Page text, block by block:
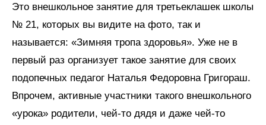
Это внешкольное занятие для третьеклашек школы
№ 21, которых вы видите на фото, так и
называется: «Зимняя тропа здоровья». Уже не в
первый раз организует такое занятие для своих
подопечных педагог Наталья Федоровна Григораш.
Впрочем, активные участники такого внешкольного
«урока» родители, чей-то дядя и даже чей-то